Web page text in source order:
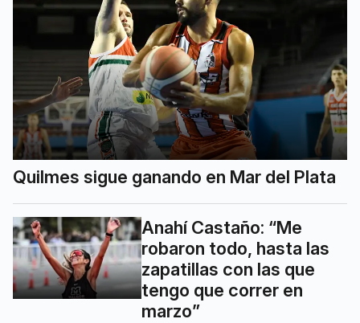
Quilmes sigue ganando en Mar del Plata
Anahí Castaño: “Me
robaron todo, hasta las
zapatillas con las que
tengo que correr en
marzo”